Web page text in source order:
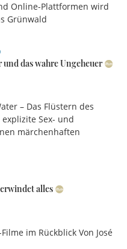
Online-Plattformen wird
Grünwald
und das wahre Ungeheuer
– Das Flüstern des
Sex- und
märchenhaften
alles
im Rückblick Von José